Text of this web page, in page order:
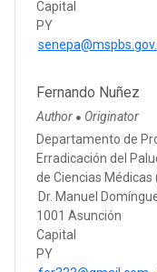
Capital
PY
Fernando Nuñez
Author ● Originator
Departamento de
Erradicación del
de Ciencias Médicas
Dr. Manuel
1001 Asunción
Capital
PY